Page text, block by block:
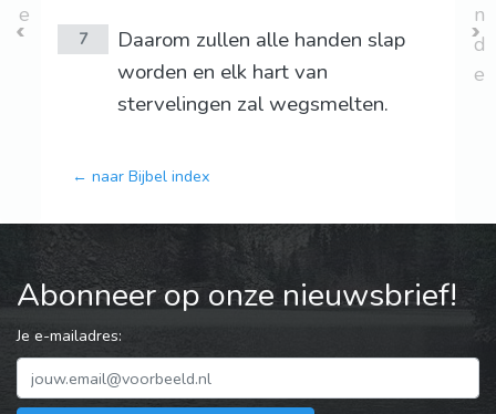
e
7
Daarom zullen alle handen slap
worden en elk hart van
stervelingen zal wegsmelten.
← naar Bijbel index
n
d
e
Abonneer op onze nieuwsbrief!
Je e-mailadres: